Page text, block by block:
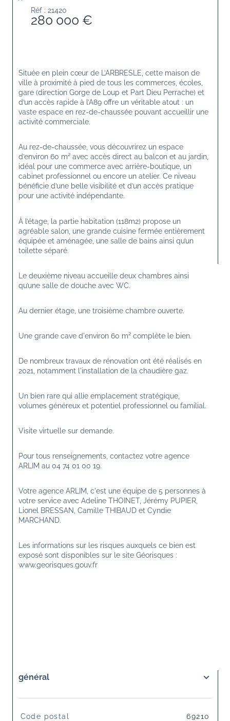
Réf : 21420
280 000 €
Située en plein cœur de L’ARBRESLE, cette maison de
ville à proximité à pied de tous les commerces, écoles,
gare (direction Gorge de Loup et Part Dieu Perrache) et
d’un accès rapide à l’A89 offre un véritable atout : un
vaste espace en rez-de-chaussée pouvant accueillir une
activité commerciale.
Au rez-de-chaussée, vous découvrirez un espace
d’environ 60 m² avec accès direct au balcon et au jardin,
idéal pour une commerce avec arrière-boutique, un
cabinet professionnel ou encore un atelier. Ce niveau
bénéficie d’une belle visibilité et d’un accès pratique
pour une activité indépendante.
À l’étage, la partie habitation (118m2) propose un
agréable salon, une grande cuisine fermée entièrement
équipée et aménagée, une salle de bains ainsi qu’un
toilette séparé.
Le deuxième niveau accueille deux chambres ainsi
qu’une salle de douche avec WC.
Au dernier étage, une troisième chambre ouverte.
Une grande cave d'environ 60 m² complète le bien.
De nombreux travaux de rénovation ont été réalisés en
2021, notamment l'installation de la chaudière gaz.
Un bien rare qui allie emplacement stratégique,
volumes généreux et potentiel professionnel ou familial.
Visite virtuelle sur demande.
Pour tous renseignements, contactez votre agence
ARLIM au 04 74 01 00 19.
Votre agence ARLIM, c'est une équipe de 5 personnes à
votre service avec Adeline THOINET, Jérémy PUPIER,
Lionel BRESSAN, Camille THIBAUD et Cyndie
MARCHAND.
Les informations sur les risques auxquels ce bien est
exposé sont disponibles sur le site Géorisques :
www.georisques.gouv.fr
général
TRAD_SIROCCO_Caracteristique
Code postal 69210